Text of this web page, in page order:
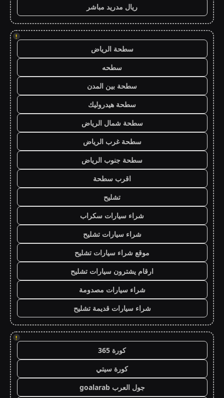
ريال مدريد مباشر
!
سطحة الرياض
سطحه
سطحة بين المدن
سطحة هيدروليك
سطحة شمال الرياض
سطحة غرب الرياض
سطحة جنوب الرياض
اقرب سطحة
تشليح
شراء سيارات سكراب
شراء سيارات تشليح
موقع شراء سيارات تشليح
ارقام يشترون سيارات تشليح
شراء سيارات مصدومة
شراء سيارات قديمة تشليح
!
كورة 365
كورة سيتي
جول العرب goalarab